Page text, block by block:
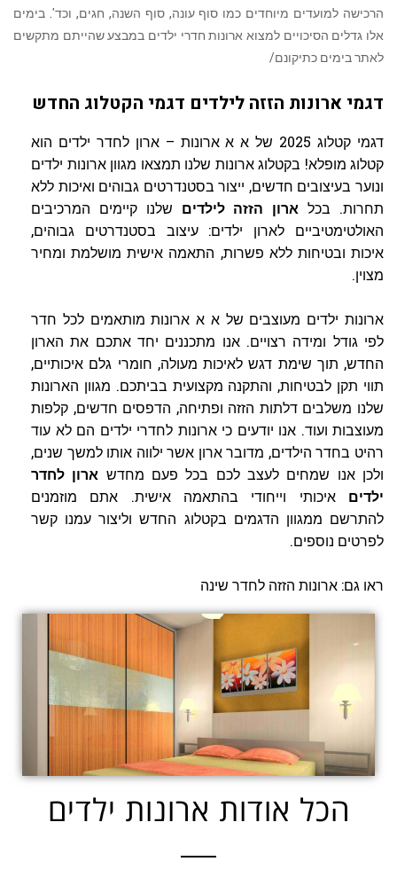
הרכישה למועדים מיוחדים כמו סוף עונה, סוף השנה, חגים, וכד'. בימים
אלו גדלים הסיכויים למצוא ארונות חדרי ילדים במבצע שהייתם מתקשים
לאתר בימים כתיקונם/
דגמי ארונות הזזה לילדים דגמי הקטלוג החדש
דגמי קטלוג 2025 של א א ארונות – ארון לחדר ילדים הוא
קטלוג מופלא! בקטלוג ארונות שלנו תמצאו מגוון ארונות ילדים
ונוער בעיצובים חדשים, ייצור בסטנדרטים גבוהים ואיכות ללא
תחרות. בכל ארון הזזה לילדים שלנו קיימים המרכיבים
האולטימטיביים לארון ילדים: עיצוב בסטנדרטים גבוהים,
איכות ובטיחות ללא פשרות, התאמה אישית מושלמת ומחיר
מצוין.
ארונות ילדים מעוצבים של א א ארונות מותאמים לכל חדר
לפי גודל ומידה רצויים. אנו מתכננים יחד אתכם את הארון
החדש, תוך שימת דגש לאיכות מעולה, חומרי גלם איכותיים,
תווי תקן לבטיחות, והתקנה מקצועית בביתכם. מגוון הארונות
שלנו משלבים דלתות הזזה ופתיחה, הדפסים חדשים, קלפות
מעוצבות ועוד. אנו יודעים כי ארונות לחדרי ילדים הם לא עוד
רהיט בחדר הילדים, מדובר ארון אשר ילווה אותו למשך שנים,
ולכן אנו שמחים לעצב לכם בכל פעם מחדש ארון לחדר
ילדים איכותי וייחודי בהתאמה אישית. אתם מוזמנים
להתרשם ממגוון הדגמים בקטלוג החדש וליצור עמנו קשר
לפרטים נוספים.
ראו גם: ארונות הזזה לחדר שינה
הכל אודות ארונות ילדים